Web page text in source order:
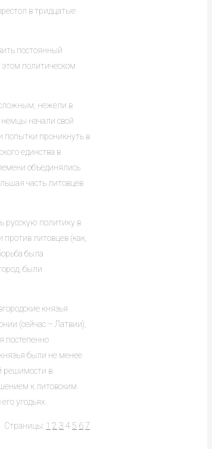
в тридцатые
постоянный
этом политическом
сложным, нежели в
немцы начали свой
попытки проникнуть в
единства в
объединялись
часть литовцев
русскую политику в
литовцев (как,
была
были
князья
(сейчас – Латвии),
постепенно
были не менее
решимости в
к литовским
угодьях.
Страницы: 1 2 3 4 5 6 7